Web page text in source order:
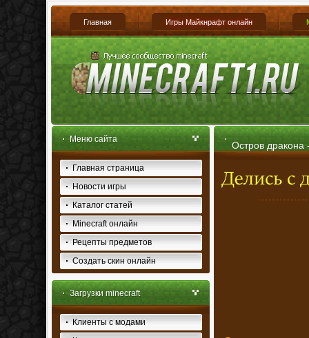
Главная Игры Майкнрафт онлайн
Меню сайта
Главная страница
Новости игры
Каталог статей
Minecraft онлайн
Рецепты предметов
Создать скин онлайн
Загрузки minecraft
Клиенты с модами
Остров дракона